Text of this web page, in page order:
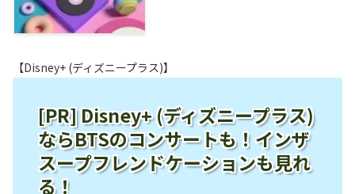
【Disney+ (ディズニープラス)】
[PR] Disney+ (ディズニープラス)
ならBTSのコンサートも！インザ
スープフレンドケーションも見れ
る！